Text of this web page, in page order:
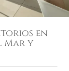
en
Mar y